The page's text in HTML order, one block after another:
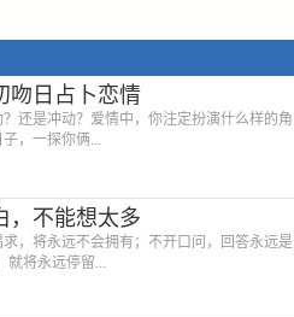
吻日占卜恋情
还是冲动？爱情中，你注定扮演什么样的角
，一探你俩...
，不能想太多
，将永远不会拥有；不开口问，回答永远是
就将永远停留...